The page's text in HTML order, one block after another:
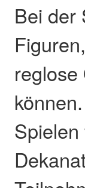
Bei der